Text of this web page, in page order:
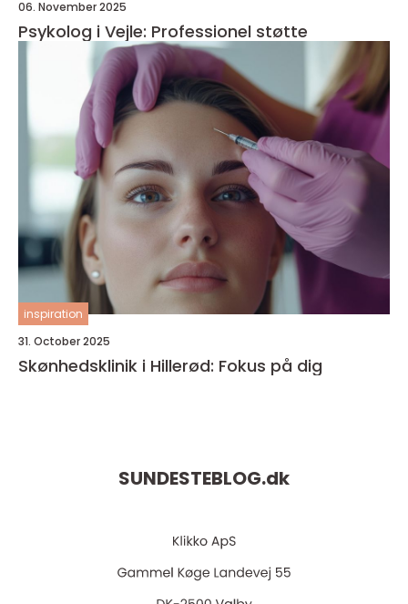
06. November 2025
Psykolog i Vejle: Professionel støtte
inspiration
31. October 2025
Skønhedsklinik i Hillerød: Fokus på dig
SUNDESTEBLOG.dk